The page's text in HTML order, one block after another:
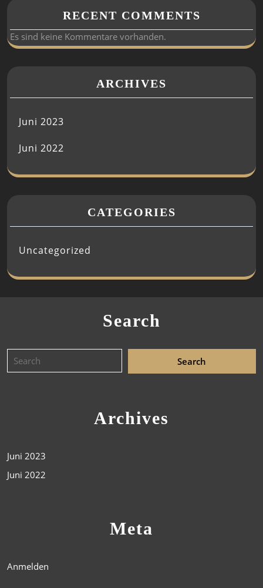
RECENT COMMENTS
Es sind keine Kommentare vorhanden.
ARCHIVES
Juni 2023
Juni 2022
CATEGORIES
Uncategorized
Search
Archives
Juni 2023
Juni 2022
Meta
Anmelden